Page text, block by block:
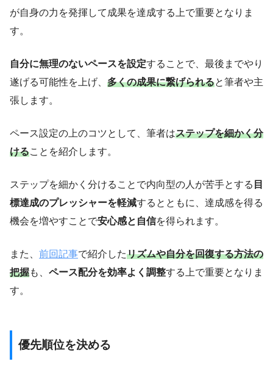
が自身の力を発揮して成果を達成する上で重要となりま
す。
自分に無理のないペースを設定することで、最後までやり
遂げる可能性を上げ、 多くの成果に繋げられると筆者や主
張します。
ペース設定の上のコツとして、筆者はステップを細かく分
けることを紹介します。
ステップを細かく分けることで内向型の人が苦手とする 目
標達成のプレッシャーを軽減するとともに、達成感を得る
機会を増やすことで安心感と自信を得られます。
また、 前回記事で紹介したリズムや自分を回復する方法の
把握も、 ペース配分を効率よく調整する上で重要となりま
す。
優先順位を決める